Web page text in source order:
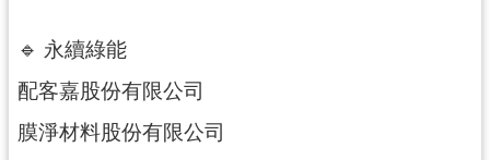
公
民
🔹 永續綠能
配客嘉股份有限公司
膜淨材料股份有限公司